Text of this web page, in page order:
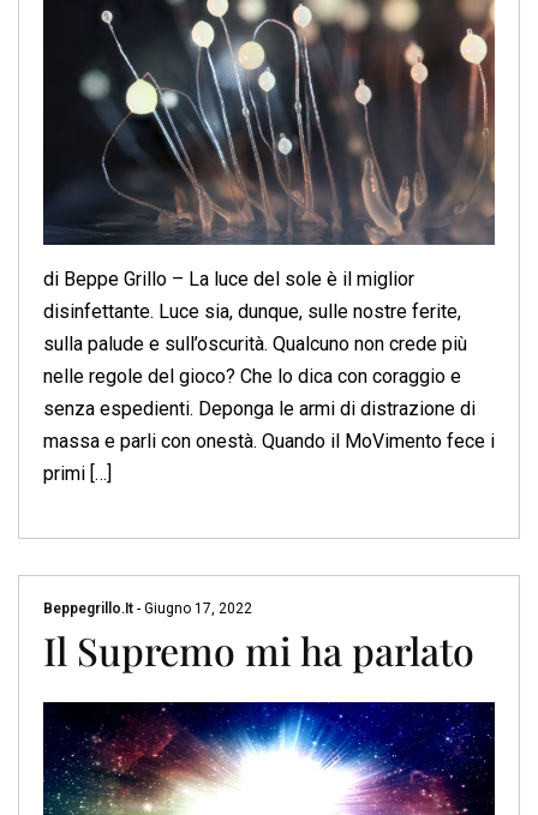
di Beppe Grillo – La luce del sole è il miglior
disinfettante. Luce sia, dunque, sulle nostre ferite,
sulla palude e sull’oscurità. Qualcuno non crede più
nelle regole del gioco? Che lo dica con coraggio e
senza espedienti. Deponga le armi di distrazione di
massa e parli con onestà. Quando il MoVimento fece i
primi […]
Beppegrillo.it - Giugno 17, 2022
Il Supremo mi ha parlato